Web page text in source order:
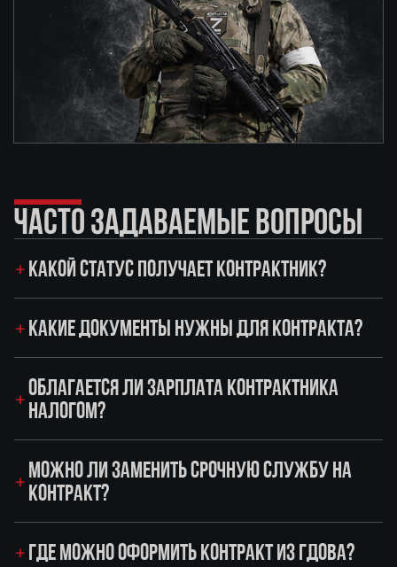
ЧАСТО ЗАДАВАЕМЫЕ ВОПРОСЫ
КАКОЙ СТАТУС ПОЛУЧАЕТ КОНТРАКТНИК?
КАКИЕ ДОКУМЕНТЫ НУЖНЫ ДЛЯ КОНТРАКТА?
ОБЛАГАЕТСЯ ЛИ ЗАРПЛАТА КОНТРАКТНИКА
НАЛОГОМ?
МОЖНО ЛИ ЗАМЕНИТЬ СРОЧНУЮ СЛУЖБУ НА
КОНТРАКТ?
ГДЕ МОЖНО ОФОРМИТЬ КОНТРАКТ ИЗ ГДОВА?